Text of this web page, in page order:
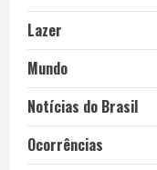
Lazer
Mundo
Notícias do Brasil
Ocorrências